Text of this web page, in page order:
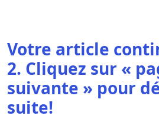
Votre article
2. Cliquez sur «
suivante » pour
suite!